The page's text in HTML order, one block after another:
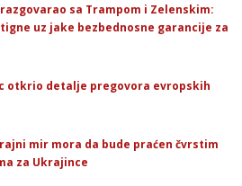
sa Trampom i Zelenskim:
uz jake bezbednosne garancije za
otkrio detalje pregovora evropskih
mir mora da bude praćen čvrstim
za Ukrajince